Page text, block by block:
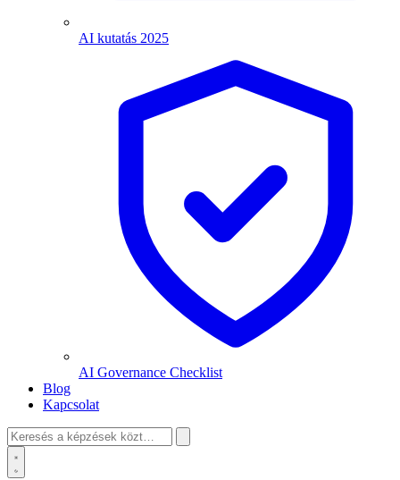
AI kutatás 2025
AI Governance Checklist
Blog
Kapcsolat